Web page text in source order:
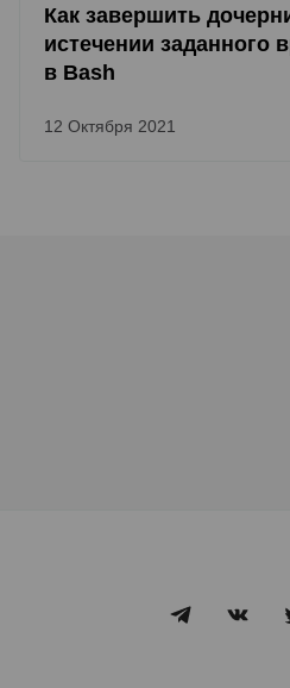
Как завершить
истечении заданного
в Bash
12 Октября 2021